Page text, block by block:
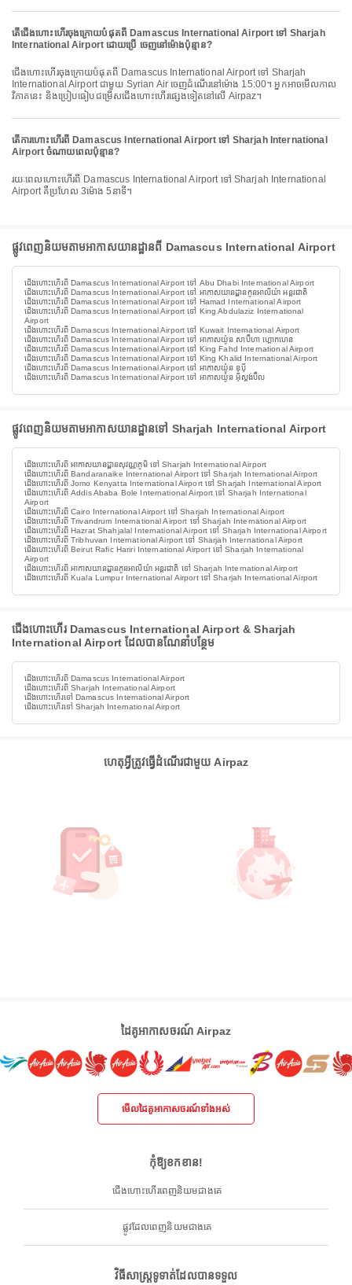
តើជើងហោះហើរចុងក្រោយបំផុតពី Damascus International Airport ទៅ Sharjah
International Airport ដោយប្រើ ចេញនៅម៉ោងប៉ុន្មាន?
ជើងហោះហើរចុងក្រោយបំផុតពី Damascus International Airport ទៅ Sharjah
International Airport ជាមួយ Syrian Air ចេញដំណើរនៅម៉ោង 15:00។ អ្នកអាចមើលកាល
វិភាគនេះ និងប្រៀបធៀបជម្រើសជើងហោះហើរផ្សេងទៀតនៅលើ Airpaz។
តើការហោះហើរពី Damascus International Airport ទៅ Sharjah International
Airport ចំណាយពេលប៉ុន្មាន?
រយៈពេលហោះហើរពី Damascus International Airport ទៅ Sharjah International
Airport គឺប្រហែល 3ម៉ោង 5នាទី។
ផ្លូវពេញនិយមតាមអាកាសយានដ្ឋានពី Damascus International Airport
ជើងហោះហើរពី Damascus International Airport ទៅ Abu Dhabi International Airport
ជើងហោះហើរពី Damascus International Airport ទៅ អាកាសយានដ្ឋានកូនអាលីយ៉ា អន្តរជាតិ
ជើងហោះហើរពី Damascus International Airport ទៅ Hamad International Airport
ជើងហោះហើរពី Damascus International Airport ទៅ King Abdulaziz International
Airport
ជើងហោះហើរពី Damascus International Airport ទៅ Kuwait International Airport
ជើងហោះហើរពី Damascus International Airport ទៅ អាកាសយ៉ូន សាប៊ីហា ហ្គោកហេន
ជើងហោះហើរពី Damascus International Airport ទៅ King Fahd International Airport
ជើងហោះហើរពី Damascus International Airport ទៅ King Khalid International Airport
ជើងហោះហើរពី Damascus International Airport ទៅ អាកាសយ៉ូន ឌុប៉ី
ជើងហោះហើរពី Damascus International Airport ទៅ អាកាសយ៉ូន អ៊ីស្តង់ប៊ឺល
ផ្លូវពេញនិយមតាមអាកាសយានដ្ឋានទៅ Sharjah International Airport
ជើងហោះហើរពី អាកាសយានដ្ឋានសុវណ្ណភូមិ ទៅ Sharjah International Airport
ជើងហោះហើរពី Bandaranaike International Airport ទៅ Sharjah International Airport
ជើងហោះហើរពី Jomo Kenyatta International Airport ទៅ Sharjah International Airport
ជើងហោះហើរពី Addis Ababa Bole International Airport ទៅ Sharjah International
Airport
ជើងហោះហើរពី Cairo International Airport ទៅ Sharjah International Airport
ជើងហោះហើរពី Trivandrum International Airport ទៅ Sharjah International Airport
ជើងហោះហើរពី Hazrat Shahjalal International Airport ទៅ Sharjah International Airport
ជើងហោះហើរពី Tribhuvan International Airport ទៅ Sharjah International Airport
ជើងហោះហើរពី Beirut Rafic Hariri International Airport ទៅ Sharjah International
Airport
ជើងហោះហើរពី អាកាសយានដ្ឋានកូនអាលីយ៉ា អន្តរជាតិ ទៅ Sharjah International Airport
ជើងហោះហើរពី Kuala Lumpur International Airport ទៅ Sharjah International Airport
ជើងហោះហើរ Damascus International Airport & Sharjah
International Airport ដែលបានណែនាំបន្ថែម
ជើងហោះហើរពី Damascus International Airport
ជើងហោះហើរពី Sharjah International Airport
ជើងហោះហើរទៅ Damascus International Airport
ជើងហោះហើរទៅ Sharjah International Airport
ហេតុអ្វីត្រូវធ្វើដំណើរជាមួយ Airpaz
ដៃគូអាកាសចរណ៍ Airpaz
មើលដៃគូអាកាសចរណ៍ទាំងអស់
កុំឱ្យខកខាន!
ជើងហោះហើរពេញនិយមជាងគេ
ផ្លូវដែលពេញនិយមជាងគេ
វិធីសាស្ត្រទូទាត់ដែលបានទទួល